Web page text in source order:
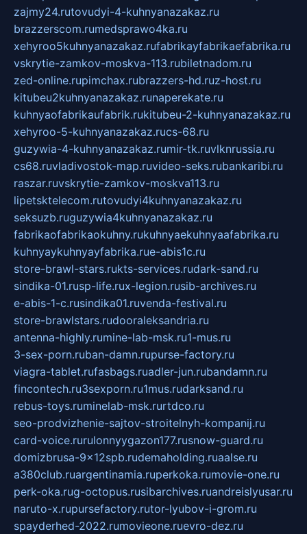
zajmy24.rutovudyi-4-kuhnyanazakaz.ru
brazzerscom.rumedsprawo4ka.ru
xehyroo5kuhnyanazakaz.rufabrikayfabrikaefabrika.ru
vskrytie-zamkov-moskva-113.rubiletnadom.ru
zed-online.rupimchax.rubrazzers-hd.ruz-host.ru
kitubeu2kuhnyanazakaz.runaperekate.ru
kuhnyaofabrikaufabrik.rukitubeu-2-kuhnyanazakaz.ru
xehyroo-5-kuhnyanazakaz.rucs-68.ru
guzywia-4-kuhnyanazakaz.rumir-tk.ruvlknrussia.ru
cs68.ruvladivostok-map.ruvideo-seks.rubankaribi.ru
raszar.ruvskrytie-zamkov-moskva113.ru
lipetsktelecom.rutovudyi4kuhnyanazakaz.ru
seksuzb.ruguzywia4kuhnyanazakaz.ru
fabrikaofabrikaokuhny.rukuhnyaekuhnyaafabrika.ru
kuhnyaykuhnyayfabrika.rue-abis1c.ru
store-brawl-stars.rukts-services.rudark-sand.ru
sindika-01.rusp-life.rux-legion.rusib-archives.ru
e-abis-1-c.rusindika01.ruvenda-festival.ru
store-brawlstars.rudooraleksandria.ru
antenna-highly.rumine-lab-msk.ru1-mus.ru
3-sex-porn.ruban-damn.rupurse-factory.ru
viagra-tablet.rufasbags.ruadler-jun.rubandamn.ru
fincontech.ru3sexporn.ru1mus.rudarksand.ru
rebus-toys.ruminelab-msk.rurtdco.ru
seo-prodvizhenie-sajtov-stroitelnyh-kompanij.ru
card-voice.rurulonnyygazon177.rusnow-guard.ru
domizbrusa-9x12spb.rudemaholding.ruaalse.ru
a380club.ruargentinamia.ruperkoka.rumovie-one.ru
perk-oka.rug-octopus.rusibarchives.ruandreislyusar.ru
naruto-x.rupursefactory.rutor-lyubov-i-grom.ru
spayderhed-2022.rumovieone.ruevro-dez.ru